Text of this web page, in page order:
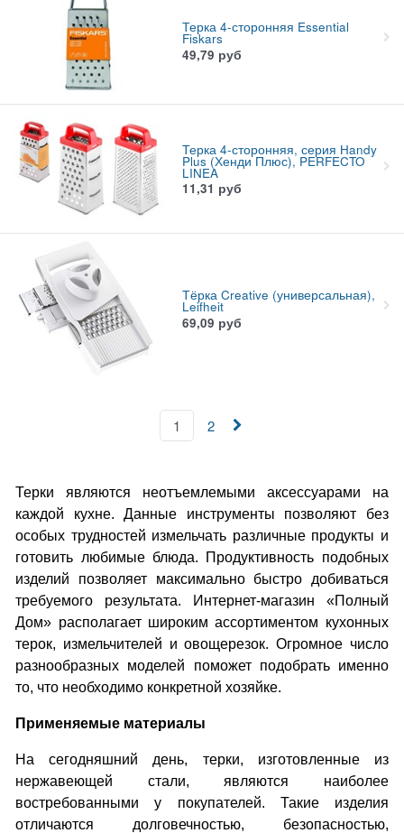
Терка 4-сторонняя Essential
Fiskars
49,79 руб
Терка 4-сторонняя, серия Handy
Plus (Хенди Плюс), PERFECTO
LINEA
11,31 руб
Тёрка Creative (универсальная),
Leifheit
69,09 руб
1 2
Терки являются неотъемлемыми аксессуарами на
каждой кухне. Данные инструменты позволяют без
особых трудностей измельчать различные продукты и
готовить любимые блюда. Продуктивность подобных
изделий позволяет максимально быстро добиваться
требуемого результата. Интернет-магазин «Полный
Дом» располагает широким ассортиментом кухонных
терок, измельчителей и овощерезок. Огромное число
разнообразных моделей поможет подобрать именно
то, что необходимо конкретной хозяйке.
Применяемые материалы
На сегодняшний день, терки, изготовленные из
нержавеющей стали, являются наиболее
востребованными у покупателей. Такие изделия
отличаются долговечностью, безопасностью,